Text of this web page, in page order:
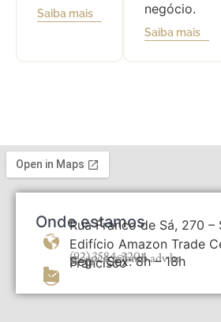
Saiba mais
negócio.
Saiba mais
Onde estamos
Rua Franco de Sá, 270 –
Edifício Amazon Trade
Francisco
(92) 3584-3204
recepcao@bmb.adv.br
Seg – Sex: 8h – 18h